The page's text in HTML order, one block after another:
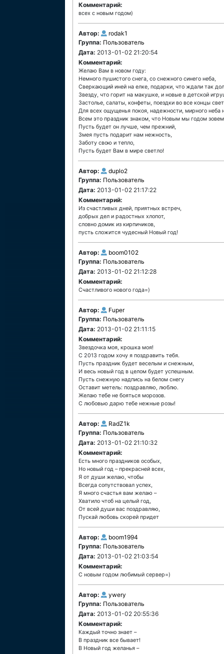
Комментарий:
всех с новым годом)
Автор:
rodak1
Группа: Пользователь
Дата: 2013-01-02 21:20:54
Комментарий:
Желаю Вам в новом году:
Немного пушистого снега, со снежного синего неба,
Сверкающий иней на елке, подарки, что ждали так
Звезду, что горит на макушке, и новые в детской
Застолье, салаты, конфеты, поездки во все концы
Для всех ощущенья покоя, надежности, мирного неба
Всем это праздник знаком, что Новым мы годом
Пусть будет он лучше, чем прежний,
Змея пусть подарит нам нежность,
Заботу свою и тепло,
Пусть будет Вам в мире светло!
Автор:
duplo2
Группа: Пользователь
Дата: 2013-01-02 21:17:22
Комментарий:
Из счастливых дней, приятных встреч,
добрых дел и радостных хлопот,
словно домик из кирпичиков,
пусть сложится чудесный Новый год!
Автор:
boom0102
Группа: Пользователь
Дата: 2013-01-02 21:12:28
Комментарий:
Счастливого нового года=)
Автор:
Fuper
Группа: Пользователь
Дата: 2013-01-02 21:11:15
Комментарий:
Звездочка моя, крошка моя!
С 2013 годом хочу я поздравить тебя.
Пусть праздник будет веселым и снежным,
И весь новый год в целом будет успешным.
Пусть снежную надпись на белом снегу
Оставит метель: поздравляю, люблю.
Желаю тебе не бояться морозов.
С любовью дарю тебе нежные розы!
Автор:
RadZ1k
Группа: Пользователь
Дата: 2013-01-02 21:10:32
Комментарий:
Есть много праздников особых,
Но новый год – прекрасней всех,
Я от души желаю, чтобы
Всегда сопутствовал успех,
Я много счастья вам желаю –
Хватило чтоб на целый год,
От всей души вас поздравляю,
Пускай любовь скорей придет
Автор:
boom1994
Группа: Пользователь
Дата: 2013-01-02 21:03:54
Комментарий:
С новым годом любимый сервер=)
Автор:
ywery
Группа: Пользователь
Дата: 2013-01-02 20:55:36
Комментарий:
Каждый точно знает –
В праздник все бывает!
В Новый год желанья –